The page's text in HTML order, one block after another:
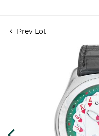
Prev Lot